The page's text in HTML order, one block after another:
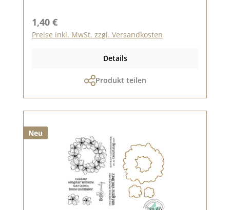
Regulärer Preis:
1,40 €
Preise inkl. MwSt. zzgl. Versandkosten
Details
Produkt teilen
Neu